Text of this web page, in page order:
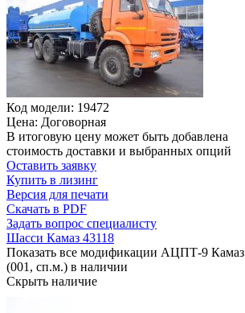
Код модели: 19472
Цена: Договорная
В итоговую цену может быть добавлена
стоимость доставки и выбранных опций
Оставить заявку
Купить в лизинг
Версия для печати
Скачать в PDF
Задать вопрос специалисту
Шасси Камаз 43118
Показать все модификации АЦПТ-9 Камаз
(001, сп.м.) в наличии
Скрыть наличие